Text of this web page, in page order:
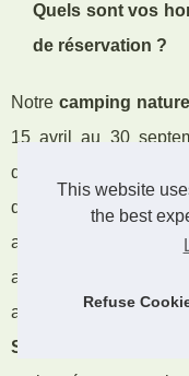
This website
the best
Refuse
Quels sont vos
de réservation ?
Notre camping
15 avril au 30
dès janvier pour la
de 8h à 20h en
août. Les arrivées se
avant 11h. Une
accessible pour les
Saint-Jean-du-Gard